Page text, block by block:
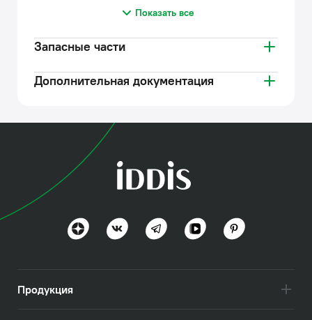
Показать все
Запасные части
Дополнительная документация
Продукция